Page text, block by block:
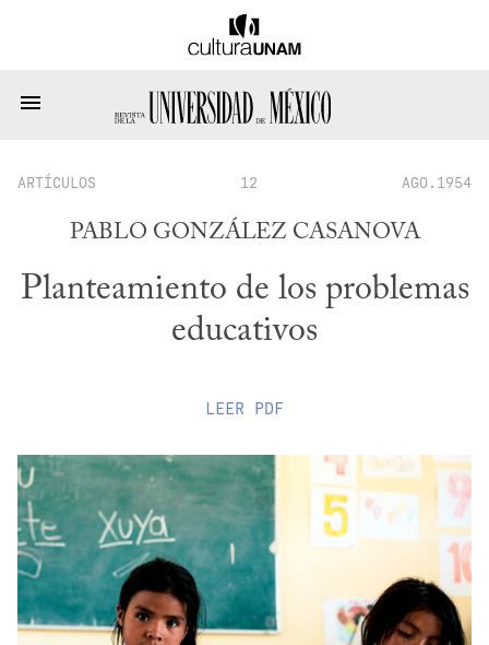
ARTÍCULOS 12 AGO.1954
PABLO GONZÁLEZ CASANOVA
Planteamiento de los problemas
educativos
LEER PDF